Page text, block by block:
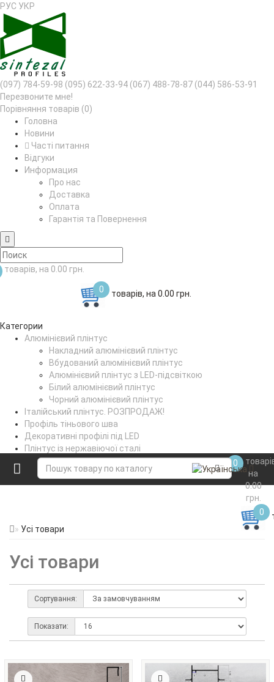
РУС УКР
(097) 784-59-98 (095) 622-33-94 (067) 488-78-87 (044) 586-53-91
Перезвоните мне!
Порівняння товарів (0)
Головна
Новини
Часті питання
Відгуки
Информация
Про нас
Доставка
Оплата
Гарантія та Повернення
товарів, на 0.00 грн.
0 товарів, на 0.00 грн.
Категории
Алюмінієвий плінтус
Накладний алюмінієвий плінтус
Вбудований алюмінієвий плінтус
Алюмінієвий плінтус з LED-підсвіткою
Білий алюмінієвий плінтус
Чорний алюмінієвий плінтус
Італійський плінтус. РОЗПРОДАЖ!
Профіль тіньового шва
Декоративні профілі під LED
Плінтус із нержавіючої сталі
Поріжки стикувальні
Коптильне вішало
0
на
0.00
грн.
0
Усі товари
Усі товари
Сортування:
Показати: